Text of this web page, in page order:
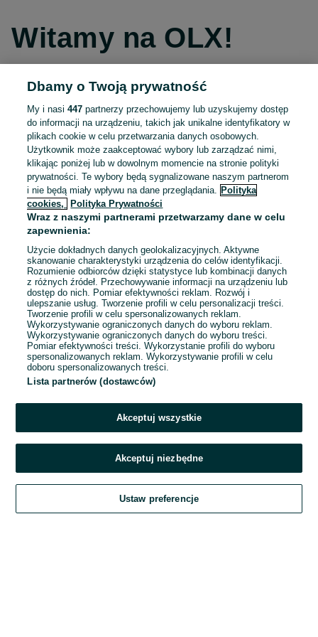
Witamy na OLX!
Kontynuuj przez Facebooka
Kontynuuj przez konto Apple
Kontynuuj przez konto Google
LUB
E-mail
Hasło
Zaloguj się
Kontynuując za pośrednictwem jednego z dostawców wskazanych powyżej,
OLX.pl w jego aktualnym brzmieniu.
Dbamy o Twoją prywatność
My i nasi447 partnerzy przechowujemy lub uzyskujemy dostęp
do informacji na urządzeniu, takich jak unikalne identyfikatory w
plikach cookie w celu przetwarzania danych osobowych.
Użytkownik może zaakceptować wybory lub zarządzać nimi,
klikając poniżej lub w dowolnym momencie na stronie polityki
prywatności. Te wybory będą sygnalizowane naszym partnerom
i nie będą miały wpływu na dane przeglądania.
Polityka
cookies,
Polityka Prywatności
Wraz z naszymi partnerami przetwarzamy dane w celu
zapewnienia:
Użycie dokładnych danych geolokalizacyjnych. Aktywne
skanowanie charakterystyki urządzenia do celów identyfikacji.
Rozumienie odbiorców dzięki statystyce lub kombinacji danych
z różnych źródeł. Przechowywanie informacji na urządzeniu lub
dostęp do nich. Pomiar efektywności reklam. Rozwój i
ulepszanie usług. Tworzenie profili w celu personalizacji treści.
Tworzenie profili w celu spersonalizowanych reklam.
Wykorzystywanie ograniczonych danych do wyboru reklam.
Wykorzystywanie ograniczonych danych do wyboru treści.
Pomiar efektywności treści. Wykorzystanie profili do wyboru
spersonalizowanych reklam. Wykorzystywanie profili w celu
doboru spersonalizowanych treści.
Lista partnerów (dostawców)
Akceptuj wszystkie
Akceptuj niezbędne
Ustaw preferencje